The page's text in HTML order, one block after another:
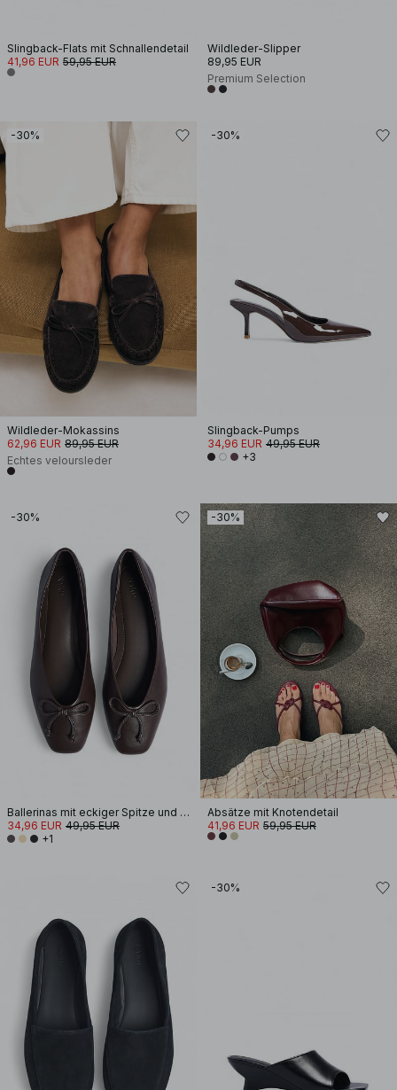
Slingback-Flats mit Schnallendetail
41,96 EUR 59,95 EUR
Wildleder-Slipper
89,95 EUR
Premium Selection
-30%
Wildleder-Mokassins
62,96 EUR 89,95 EUR
Echtes veloursleder
-30%
Slingback-Pumps
34,96 EUR 49,95 EUR
+3
-30%
Ballerinas mit eckiger Spitze und Schleife
34,96 EUR 49,95 EUR
+1
-30%
Absätze mit Knotendetail
41,96 EUR 59,95 EUR
-30%